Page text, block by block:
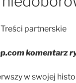
partnerskie
komentarz
w swojej